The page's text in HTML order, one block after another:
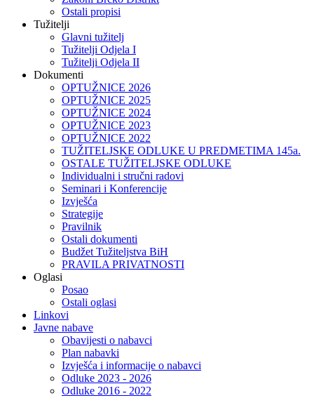
Ostali propisi
Tužitelji
Glavni tužitelj
Tužitelji Odjela I
Tužitelji Odjela II
Dokumenti
OPTUŽNICE 2026
OPTUŽNICE 2025
OPTUŽNICE 2024
OPTUŽNICE 2023
OPTUŽNICE 2022
TUŽITELJSKE ODLUKE U PREDMETIMA 145a.
OSTALE TUŽITELJSKE ODLUKE
Individualni i stručni radovi
Seminari i Konferencije
Izvješća
Strategije
Pravilnik
Ostali dokumenti
Budžet Tužiteljstva BiH
PRAVILA PRIVATNOSTI
Oglasi
Posao
Ostali oglasi
Linkovi
Javne nabave
Obavijesti o nabavci
Plan nabavki
Izvješća i informacije o nabavci
Odluke 2023 - 2026
Odluke 2016 - 2022